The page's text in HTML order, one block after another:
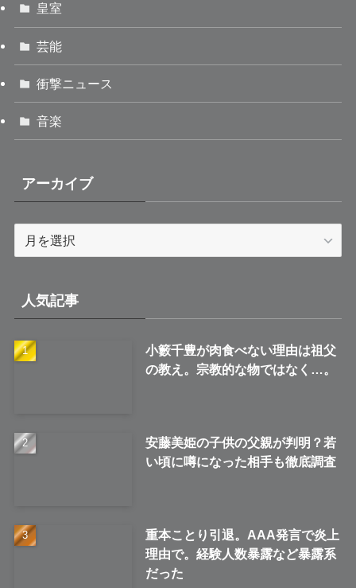
皇室
芸能
衝撃ニュース
音楽
アーカイブ
ブ
人気記事
小籔千豊が肉食べない理由は祖父
の教え。宗教的な物ではなく…。
安藤美姫の子供の父親が判明？若
い頃に噂になった相手も徹底調査
重本ことり引退。AAA発言で炎上
理由で。経験人数暴露など暴露系
だった